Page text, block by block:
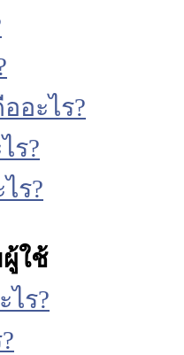
อะไร?
ร?
ร?
ใช้
ไร?